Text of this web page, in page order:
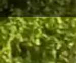
[newyear_garland]